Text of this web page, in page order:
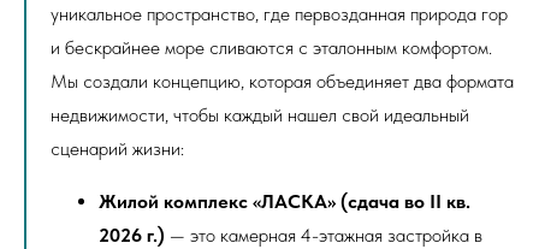
уникальное пространство, где первозданная природа гор
и бескрайнее море сливаются с эталонным комфортом.
Мы создали концепцию, которая объединяет два формата
недвижимости, чтобы каждый нашел свой идеальный
сценарий жизни:
Жилой комплекс «ЛАСКА» (сдача во II кв.
2026 г.) — это камерная 4-этажная застройка в